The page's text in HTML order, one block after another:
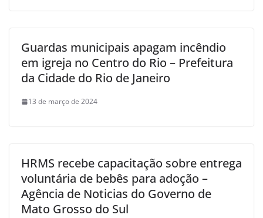
Guardas municipais apagam incêndio
em igreja no Centro do Rio – Prefeitura
da Cidade do Rio de Janeiro
13 de março de 2024
HRMS recebe capacitação sobre entrega
voluntária de bebês para adoção –
Agência de Noticias do Governo de
Mato Grosso do Sul